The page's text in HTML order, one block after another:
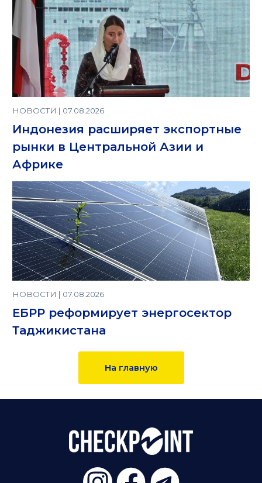
НОВОСТИ | 07.08.2026
Индонезия расширяет экспортные
рынки в Центральной Азии и
Африке
НОВОСТИ | 07.08.2026
ЕБРР реформирует энергосектор
Таджикистана
На главную